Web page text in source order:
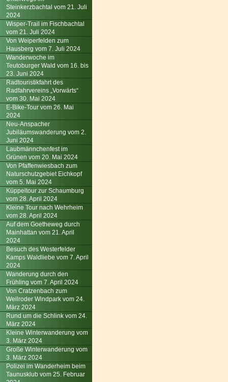
Steinkerzbachtal vom 21. Juli
2024
Wisper-Trail im Fischbachtal
vom 21. Juli 2024
Von Weiperfelden zum
Hausberg vom 7. Juli 2024
Wanderwoche im
Teutoburger Wald vom 16. bis
23. Juni 2024
Radtouristikfahrt des
Radfahrvereins „Vorwärts“
vom 30. Mai 2024
E-Bike-Tour vom 26. Mai
2024
Neu-Anspacher
Jubiläumswanderung vom 2.
Juni 2024
Laubmännchenfest im
Grünen vom 20. Mai 2024
Von Pfaffenwiesbach zum
Naturschutzgebiet Eichkopf
vom 5. Mai 2024
Küppeltour zur Schaumburg
vom 28. April 2024
Kleine Tour nach Wehrheim
vom 28. April 2024
Auf dem Goetheweg durch
Mainhattan vom 21. April
2024
Besuch des Westerfelder
Kamps Waldliebe vom 7. April
2024
Wanderung durch den
Frühling vom 7. April 2024
Von Cratzenbach zum
Weilroder Windpark vom 24.
März 2024
Rund um die Schlink vom 24.
März 2024
Kleine Winterwanderung vom
3. März 2024
Große Winterwanderung vom
3. März 2024
Polizei im Wanderheim beim
Taunusklub vom 25. Februar